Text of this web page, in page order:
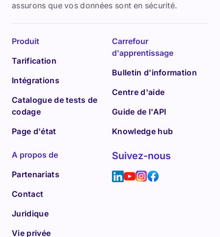
assurons que vos données sont en sécurité.
Produit
Tarification
Intégrations
Catalogue de tests de
codage
Page d'état
Carrefour
d'apprentissage
Bulletin d'information
Centre d'aide
Guide de l'API
Knowledge hub
A propos de
Partenariats
Contact
Juridique
Vie privée
Suivez-nous